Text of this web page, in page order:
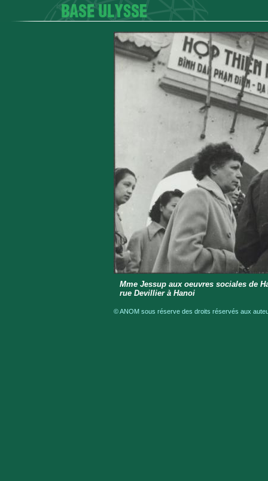
Mme Jessup aux oeuvres sociales de
rue Devillier à Hanoi
© ANOM sous réserve des droits réservés aux